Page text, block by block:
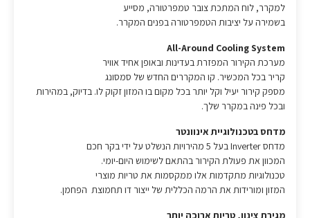
למקרר, לוח המתכת צובר טמפרטורה, מסייע
בשמירה על יציבות הטמפרטורה בפנים המקרר.
All-Around Cooling System
מערכת הקירור המפזרת בעדינות ובאופן אחיד אוויר
קריר בכל המכשיר. קו המקררים החדש של סמסונג
מספק קירור יעיל וקל יותר בכל מקום בו המזון זקוק לו. בדיוק, במהירות
ובכל פינה במקרר שלך.
מדחס בטכנולוגיית אינוונטר
מדחס Inverter בעל 5 מהירויות הנשלט על ידי בקר חכם
המכוון את פעולת הקירור בהתאם לשימוש היום-יומי.
טכנולוגיות מתקדמות אלו ממקסמות את טריות מוצרי
המזון ומורידות את הרמה הכללית של ייצור דו תחמוצת הפחמן.
מגירת צינון, טריות ארוכה יותר